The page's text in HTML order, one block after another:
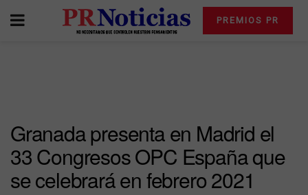
PREMIOS PR
Granada presenta en Madrid el
33 Congresos OPC España que
se celebrará en febrero 2021